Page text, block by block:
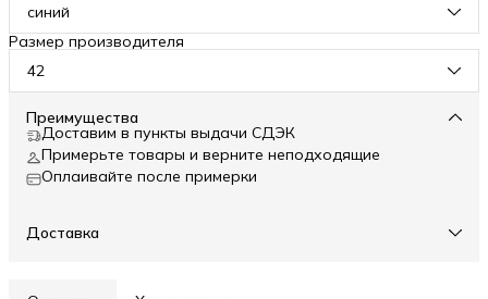
синий
Размер производителя
42
Преимущества
Доставим в пункты выдачи СДЭК
Примерьте товары и верните неподходящие
Оплаивайте после примерки
Доставка